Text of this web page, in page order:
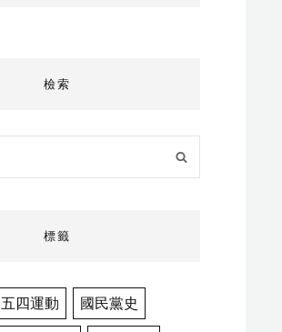
檢索
標籤
五四運動 國民黨史